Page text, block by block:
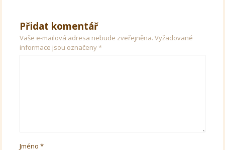
Přidat komentář
Vaše e-mailová adresa nebude zveřejněna. Vyžadované
informace jsou označeny*
Jméno*